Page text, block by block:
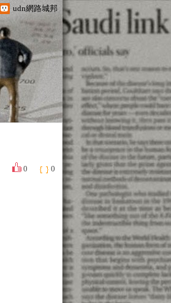
udn網路城邦
0 0